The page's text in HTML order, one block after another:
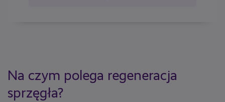
Na czym polega regeneracja
sprzęgła?